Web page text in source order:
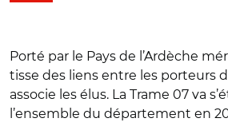
Porté par le Pays de l’Ardèche
tisse des liens entre les porteurs
associe les élus. La Trame 07 va
l’ensemble du département en